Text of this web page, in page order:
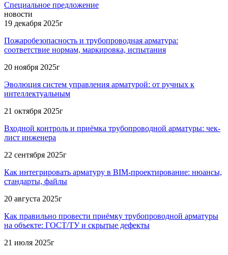
Специальное предложение
новости
19 декабря 2025г
Пожаробезопасность и трубопроводная арматура:
соответствие нормам, маркировка, испытания
20 ноября 2025г
Эволюция систем управления арматурой: от ручных к
интеллектуальным
21 октября 2025г
Входной контроль и приёмка трубопроводной арматуры: чек-
лист инженера
22 сентября 2025г
Как интегрировать арматуру в BIM-проектирование: нюансы,
стандарты, файлы
20 августа 2025г
Как правильно провести приёмку трубопроводной арматуры
на объекте: ГОСТ/ТУ и скрытые дефекты
21 июля 2025г